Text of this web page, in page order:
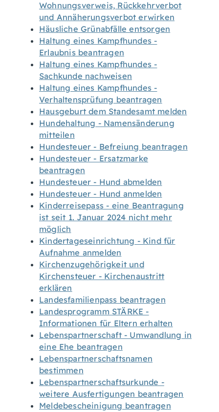
Wohnungsverweis, Rückkehrverbot
und Annäherungsverbot erwirken
Häusliche Grünabfälle entsorgen
Haltung eines Kampfhundes -
Erlaubnis beantragen
Haltung eines Kampfhundes -
Sachkunde nachweisen
Haltung eines Kampfhundes -
Verhaltensprüfung beantragen
Hausgeburt dem Standesamt melden
Hundehaltung - Namensänderung
mitteilen
Hundesteuer - Befreiung beantragen
Hundesteuer - Ersatzmarke
beantragen
Hundesteuer - Hund abmelden
Hundesteuer - Hund anmelden
Kinderreisepass - eine Beantragung
ist seit 1. Januar 2024 nicht mehr
möglich
Kindertageseinrichtung - Kind für
Aufnahme anmelden
Kirchenzugehörigkeit und
Kirchensteuer - Kirchenaustritt
erklären
Landesfamilienpass beantragen
Landesprogramm STÄRKE -
Informationen für Eltern erhalten
Lebenspartnerschaft - Umwandlung in
eine Ehe beantragen
Lebenspartnerschaftsnamen
bestimmen
Lebenspartnerschaftsurkunde -
weitere Ausfertigungen beantragen
Meldebescheinigung beantragen